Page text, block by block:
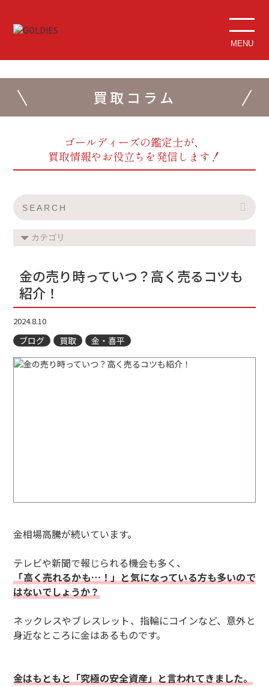
MENU
買取コラム
ゴールディーズの鑑定士が、
買取情報やお役立ちを発信します！
カテゴリ
金の売り時っていつ？高く売るコツも
紹介！
2024.8.10
ブログ 買取 金・喜平
金相場高騰が続いています。
テレビや新聞で報じられる機会も多く、
「高く売れるかも…！」と気になっている方も多いので
はないでしょうか？
ネックレスやブレスレット、指輪にコインなど、意外と
身近なところに金はあるものです。
金はもともと「究極の安全資産」と言われてきました。